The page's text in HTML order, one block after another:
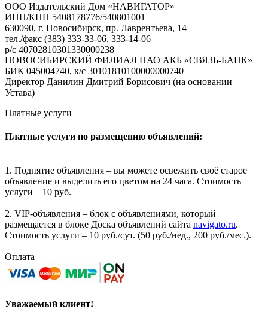
ООО Издательский Дом «НАВИГАТОР»
ИНН/КПП 5408178776/540801001
630090, г. Новосибирск, пр. Лаврентьева, 14
тел./факс (383) 333-33-06, 333-14-06
р/с 40702810301330000238
НОВОСИБИРСКИЙ ФИЛИАЛ ПАО АКБ «СВЯЗЬ-БАНК»
БИК 045004740, к/с 30101810100000000740
Директор Данилин Дмитрий Борисович (на основании
Устава)
Платные услуги
Платные услуги по размещению объявлений:
1. Поднятие объявления – вы можете освежить своё старое
объявление и выделить его цветом на 24 часа. Стоимость
услуги – 10 руб.
2. VIP-объявления – блок с объявлениями, который
размещается в блоке Доска объявлений сайта navigato.ru.
Стоимость услуги – 10 руб./сут. (50 руб./нед., 200 руб./мес.).
Оплата
Уважаемый клиент!